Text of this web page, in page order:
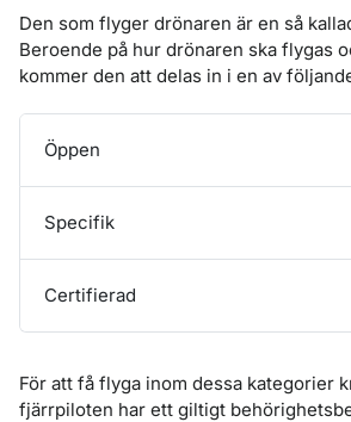
Den som flyger drönaren är en så
Beroende på hur drönaren ska flygas
kommer den att delas in i en av
Öppen
Specifik
Certifierad
För att få flyga inom dessa kategorier
fjärrpiloten har ett giltigt